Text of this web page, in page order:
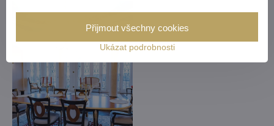
Ukázat podrobnosti
Přijmout všechny cookies